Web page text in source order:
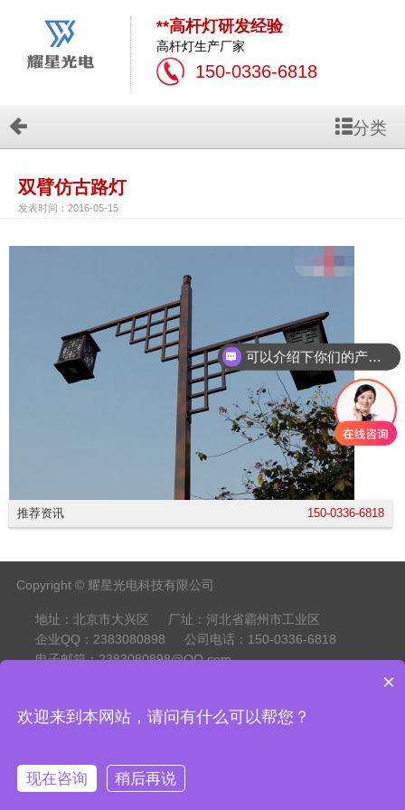
**高杆灯研发经验
高杆灯生产厂家
150-0336-6818
分类
双臂仿古路灯
发表时间：2016-05-15
推荐资讯 150-0336-6818
Copyright © 耀星光电科技有限公司
地址：北京市大兴区
厂址：河北省霸州市工业区
企业QQ：2383080898
公司电话：150-0336-6818
电子邮箱：2383080898@QQ.com
可以介绍下你们的产品么
×
欢迎来到本网站，请问有什么可以帮您？
现在咨询 稍后再说